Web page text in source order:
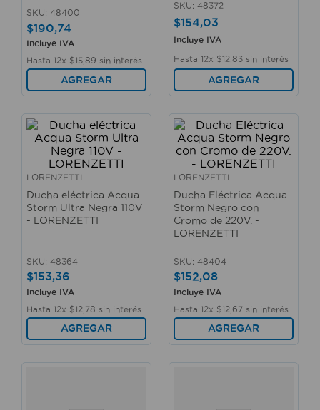
SKU: 48400
$190,74
Incluye IVA
Hasta 12x $15 89 sin interés
AGREGAR
SKU: 48372
$154,03
Incluye IVA
Hasta 12x $12 83 sin interés
AGREGAR
LORENZETTI
Ducha eléctrica Acqua
Storm Ultra Negra 110V
- LORENZETTI
SKU: 48364
$153,36
Incluye IVA
Hasta 12x $12 78 sin interés
AGREGAR
LORENZETTI
Ducha Eléctrica Acqua
Storm Negro con
Cromo de 220V. -
LORENZETTI
SKU: 48404
$152,08
Incluye IVA
Hasta 12x $12 67 sin interés
AGREGAR